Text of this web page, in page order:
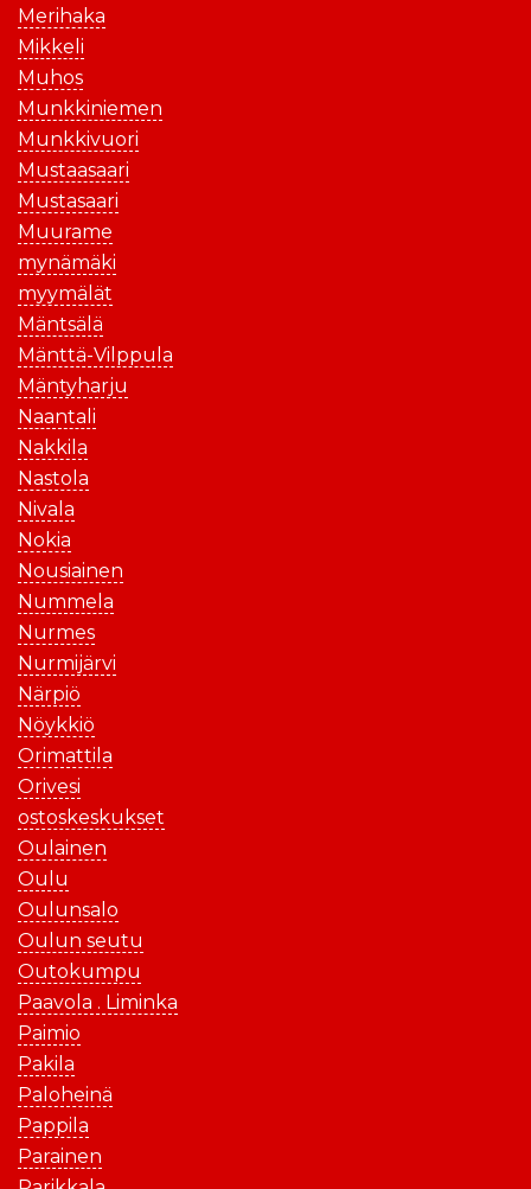
Merihaka
Mikkeli
Muhos
Munkkiniemen
Munkkivuori
Mustaasaari
Mustasaari
Muurame
mynämäki
myymälät
Mäntsälä
Mänttä-Vilppula
Mäntyharju
Naantali
Nakkila
Nastola
Nivala
Nokia
Nousiainen
Nummela
Nurmes
Nurmijärvi
Närpiö
Nöykkiö
Orimattila
Orivesi
ostoskeskukset
Oulainen
Oulu
Oulunsalo
Oulun seutu
Outokumpu
Paavola . Liminka
Paimio
Pakila
Paloheinä
Pappila
Parainen